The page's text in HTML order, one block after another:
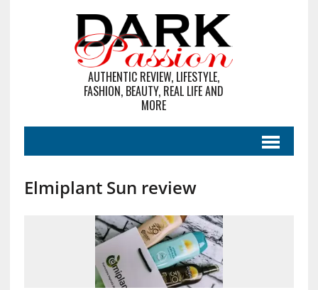
AUTHENTIC REVIEW, LIFESTYLE,
FASHION, BEAUTY, REAL LIFE AND
MORE
Elmiplant Sun review